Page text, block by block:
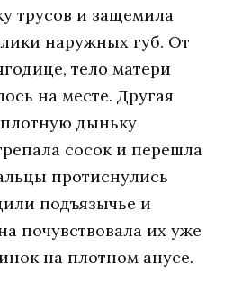
трусов и защемила
наружных губ. От
тело матери
на месте. Другая
дыньку
сосок и перешла
протиснулись
подъязычье и
почувствовала их уже
на плотном анусе.